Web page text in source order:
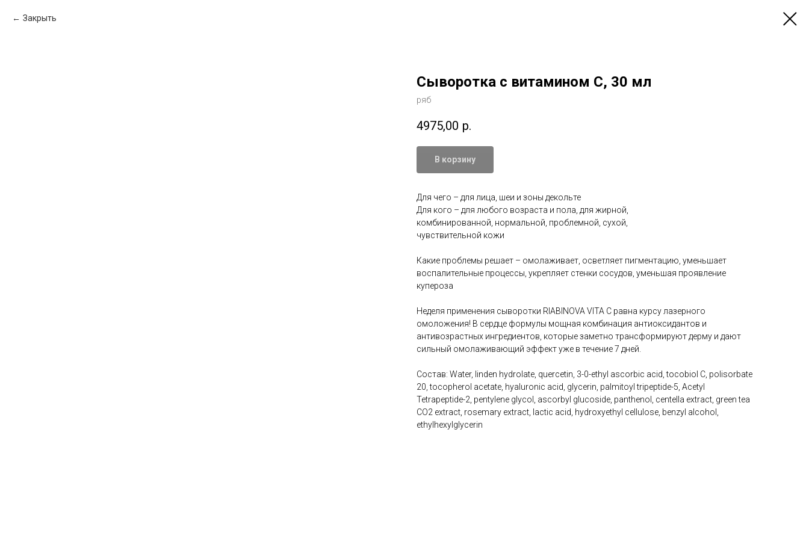
Закрыть
Сыворотка с витамином С, 30 мл
ряб
4975,00 р.
В корзину
Для чего – для лица, шеи и зоны декольте
Для кого – для любого возраста и пола, для жирной,
комбинированной, нормальной, проблемной, сухой,
чувствительной кожи
Какие проблемы решает – омолаживает, осветляет пигментацию, уменьшает
воспалительные процессы, укрепляет стенки сосудов, уменьшая проявление
купероза
Неделя применения сыворотки RIABINOVA VITA C равна курсу лазерного
омоложения! В сердце формулы мощная комбинация антиоксидантов и
антивозрастных ингредиентов, которые заметно трансформируют дерму и дают
сильный омолаживающий эффект уже в течение 7 дней.
Состав: Water, linden hydrolate, quercetin, 3-0-ethyl ascorbic acid, tocobiol C, polisorbate
20, tocopherol acetate, hyaluronic acid, glycerin, palmitoyl tripeptide-5, Acetyl
Tetrapeptide-2, pentylene glycol, ascorbyl glucoside, panthenol, centella extract, green tea
CO2 extract, rosemary extract, lactic acid, hydroxyethyl cellulose, benzyl alcohol,
ethylhexylglycerin